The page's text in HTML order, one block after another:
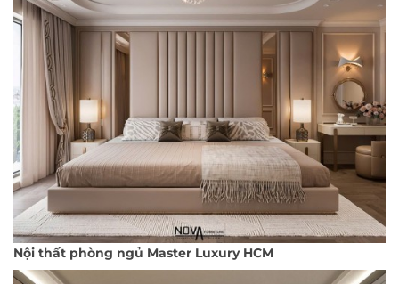
Nội thất phòng ngủ Master Luxury HCM